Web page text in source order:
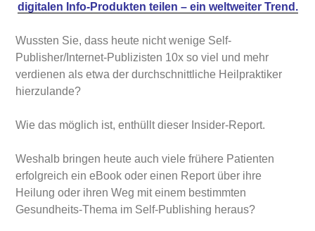
digitalen Info-Produkten teilen – ein weltweiter Trend.
Wussten Sie, dass heute nicht wenige Self-
Publisher/Internet-Publizisten 10x so viel und mehr
verdienen als etwa der durchschnittliche Heilpraktiker
hierzulande?
Wie das möglich ist, enthüllt dieser Insider-Report.
Weshalb bringen heute auch viele frühere Patienten
erfolgreich ein eBook oder einen Report über ihre
Heilung oder ihren Weg mit einem bestimmten
Gesundheits-Thema im Self-Publishing heraus?